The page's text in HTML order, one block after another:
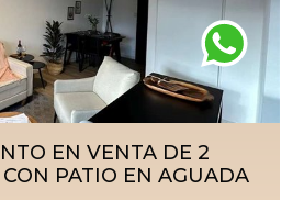
EN VENTA DE 2
PATIO EN AGUADA